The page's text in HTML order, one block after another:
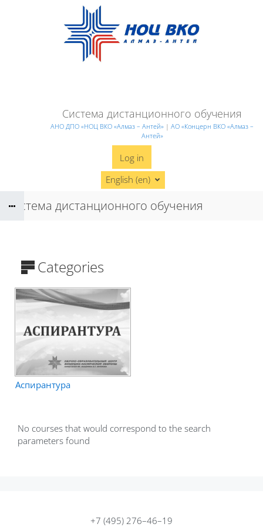
Система дистанционного обучения
АНО ДПО «НОЦ ВКО «Алмаз – Антей» | АО «Концерн ВКО «Алмаз –
Антей»
Log in
English ‎(en)‎
Система дистанционного обучения
Categories
Аспирантура
No courses that would correspond to the search
parameters found
+7 (495) 276–46–19